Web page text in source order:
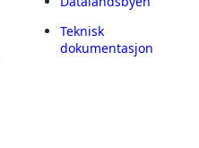
Teknisk
dokumentasjon